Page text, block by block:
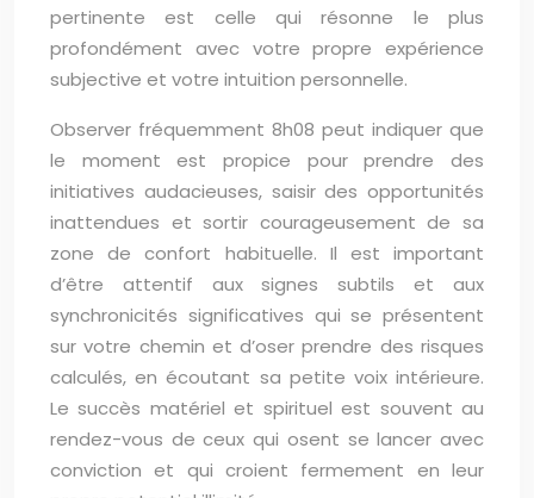
pertinente est celle qui résonne le plus
profondément avec votre propre expérience
subjective et votre intuition personnelle.
Observer fréquemment 8h08 peut indiquer que
le moment est propice pour prendre des
initiatives audacieuses, saisir des opportunités
inattendues et sortir courageusement de sa
zone de confort habituelle. Il est important
d’être attentif aux signes subtils et aux
synchronicités significatives qui se présentent
sur votre chemin et d’oser prendre des risques
calculés, en écoutant sa petite voix intérieure.
Le succès matériel et spirituel est souvent au
rendez-vous de ceux qui osent se lancer avec
conviction et qui croient fermement en leur